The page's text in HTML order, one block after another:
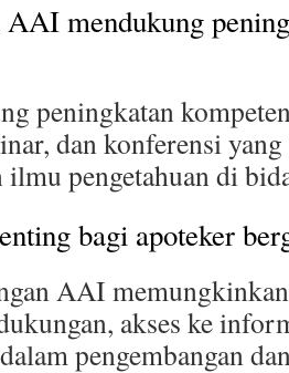
mendukung
peningkatan
dan konferensi
ilmu pengetahuan di
bagi apoteker
AAI
akses ke
pengembangan